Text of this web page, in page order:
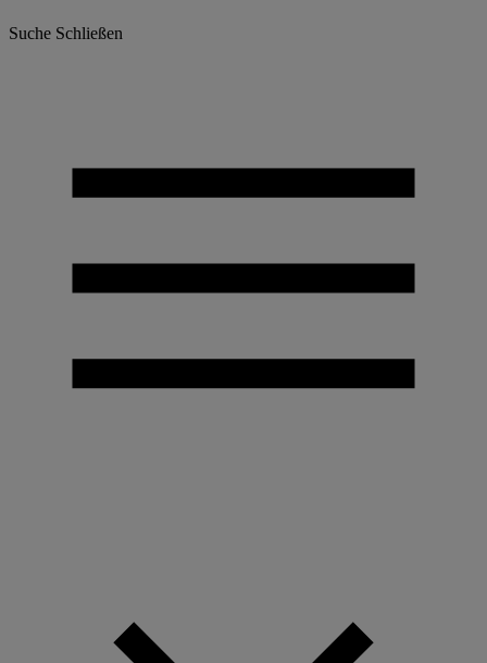
Suche Schließen